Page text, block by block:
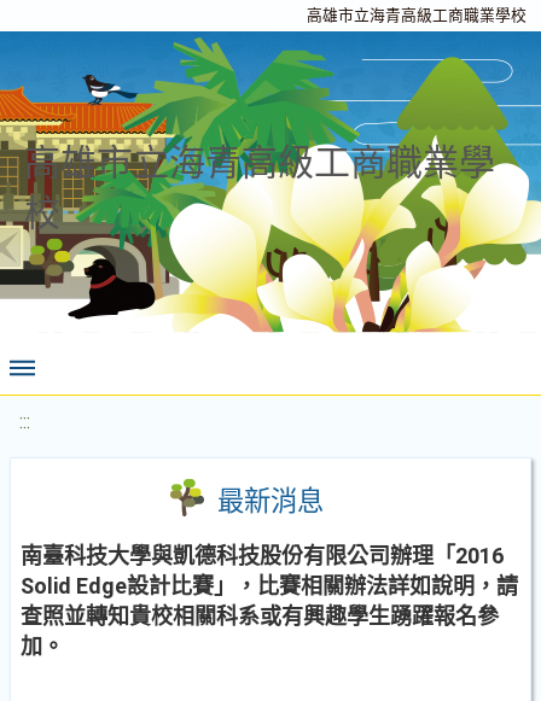
高雄市立海青高級工商職業學校
高雄市立海青高級工商職業學
校
:::
最新消息
南臺科技大學與凱德科技股份有限公司辦理「2016
Solid Edge設計比賽」，比賽相關辦法詳如說明，請
查照並轉知貴校相關科系或有興趣學生踴躍報名參
加。